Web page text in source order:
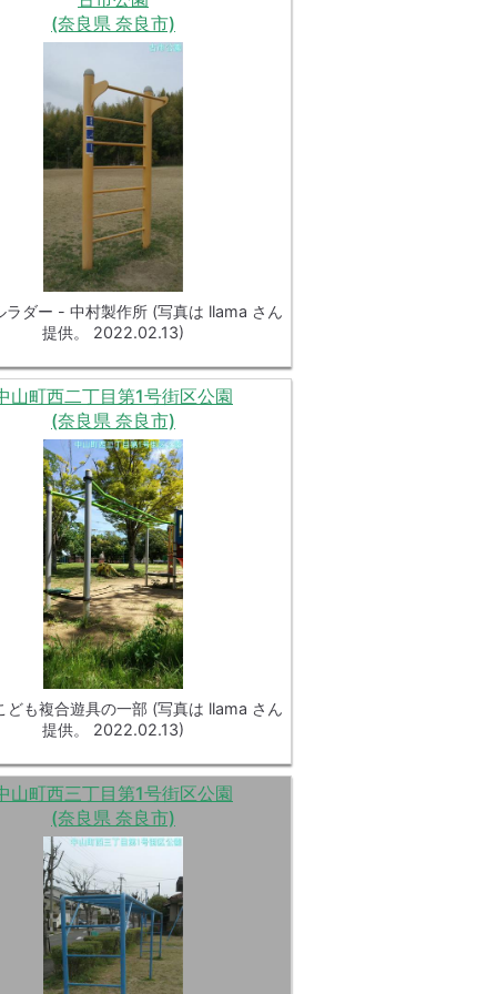
(奈良県 奈良市)
ラダー - 中村製作所 (写真は llama さん
提供。 2022.02.13)
山町西二丁目第1号街区公園
(奈良県 奈良市)
ども複合遊具の一部 (写真は llama さん
提供。 2022.02.13)
山町西三丁目第1号街区公園
(奈良県 奈良市)